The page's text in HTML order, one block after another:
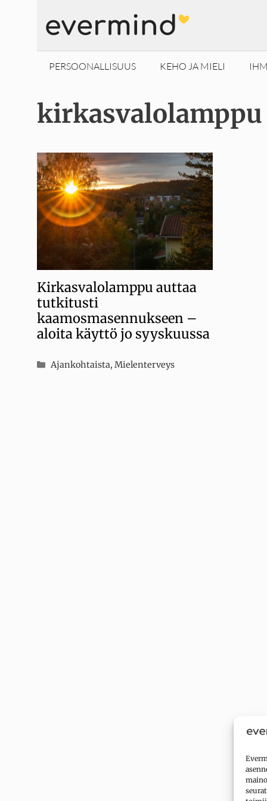
sisältöön
PERSOONALLISUUS KEHO JA MIELI
kirkasvalolamppu
Kirkasvalolamppu auttaa
tutkitusti
kaamosmasennukseen –
aloita käyttö jo syyskuussa
Kategoriat
Ajankohtaista,Mielenterveys